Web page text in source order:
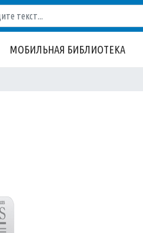
МОБИЛЬНАЯ БИБЛИОТЕКА